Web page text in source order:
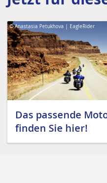
© Anastasia Petukhova | EagleRider
Das passende
finden Sie hier!